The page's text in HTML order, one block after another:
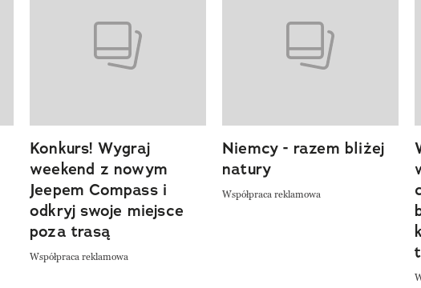
Konkurs! Wygraj
weekend z nowym
Jeepem Compass i
odkryj swoje miejsce
poza trasą
Współpraca reklamowa
Niemcy - razem bliżej
natury
Współpraca reklamowa